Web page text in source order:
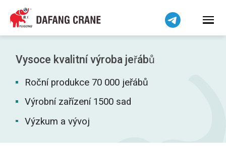
Vysoce kvalitní výroba jeřábů
Roční produkce 70 000 jeřábů
Výrobní zařízení 1500 sad
Výzkum a vývoj
हिन्दी
Bahasa Indonesia
Bahasa Melayu
Tiếng Việt
简体中文
বাংলা
فارسی
Pilipino